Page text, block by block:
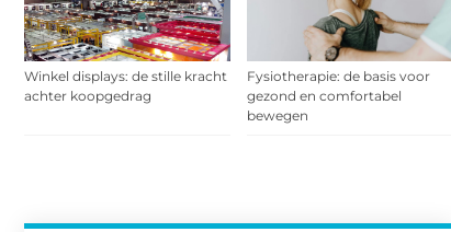
Winkel displays: de stille kracht
achter koopgedrag
Fysiotherapie: de basis voor
gezond en comfortabel
bewegen